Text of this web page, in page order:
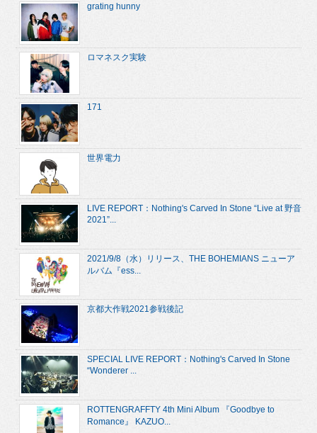
grating hunny
ロマネスク実験
171
世界電力
LIVE REPORT：Nothing's Carved In Stone “Live at 野音
2021”...
2021/9/8（水）リリース、THE BOHEMIANS ニューア
ルバム『ess...
京都大作戦2021参戦後記
SPECIAL LIVE REPORT：Nothing's Carved In Stone
“Wonderer ...
ROTTENGRAFFTY 4th Mini Album 『Goodbye to
Romance』 KAZUO...